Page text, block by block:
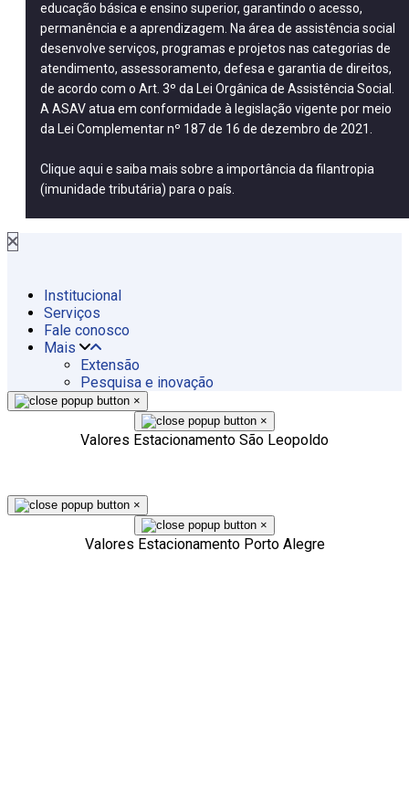
educação básica e ensino superior, garantindo o acesso,
permanência e a aprendizagem. Na área de assistência social
desenvolve serviços, programas e projetos nas categorias de
atendimento, assessoramento, defesa e garantia de direitos,
de acordo com o Art. 3º da Lei Orgânica de Assistência Social.
A ASAV atua em conformidade à legislação vigente por meio
da Lei Complementar nº 187 de 16 de dezembro de 2021.
Clique aqui e saiba mais sobre a importância da filantropia
(imunidade tributária) para o país.
Institucional
Serviços
Fale conosco
Mais
Extensão
Pesquisa e inovação
×
×
Valores Estacionamento São Leopoldo
×
×
Valores Estacionamento Porto Alegre